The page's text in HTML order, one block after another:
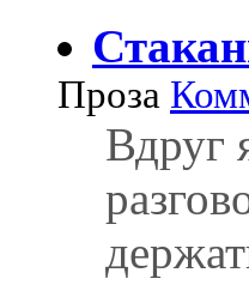
Проза
Вдруг